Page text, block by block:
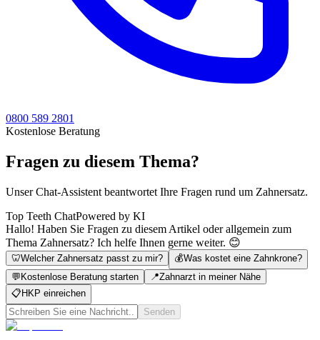
0800 589 2801
Kostenlose Beratung
Fragen zu diesem Thema?
Unser Chat-Assistent beantwortet Ihre Fragen rund um Zahnersatz.
Top Teeth ChatPowered by KI
Hallo! Haben Sie Fragen zu diesem Artikel oder allgemein zum
Thema Zahnersatz? Ich helfe Ihnen gerne weiter. 😊
🦷Welcher Zahnersatz passt zu mir? 💰Was kostet eine Zahnkrone?
💬 Kostenlose Beratung starten 📍Zahnarzt in meiner Nähe
📋 HKP einreichen
Senden